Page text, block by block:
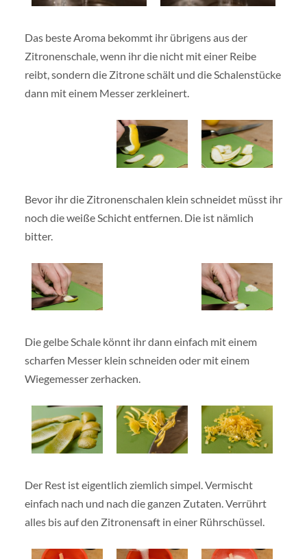
Das beste Aroma bekommt ihr übrigens aus der
Zitronenschale, wenn ihr die nicht mit einer Reibe
reibt, sondern die Zitrone schält und die Schalenstücke
dann mit einem Messer zerkleinert.
Bevor ihr die Zitronenschalen klein schneidet müsst ihr
noch die weiße Schicht entfernen. Die ist nämlich
bitter.
Die gelbe Schale könnt ihr dann einfach mit einem
scharfen Messer klein schneiden oder mit einem
Wiegemesser zerhacken.
Der Rest ist eigentlich ziemlich simpel. Vermischt
einfach nach und nach die ganzen Zutaten. Verrührt
alles bis auf den Zitronensaft in einer Rührschüssel.